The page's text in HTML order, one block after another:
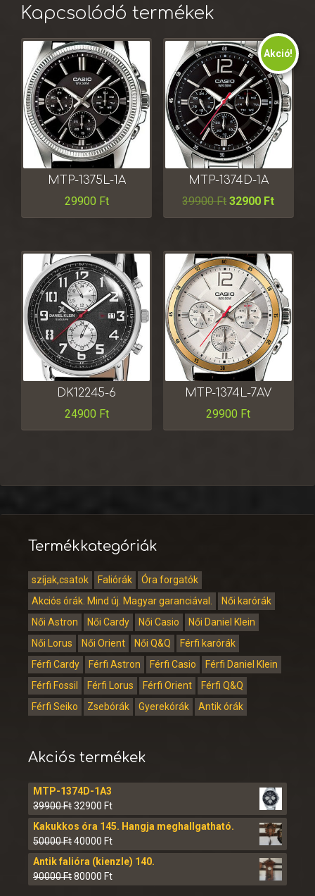
Kapcsolódó termékek
MTP-1375L-1A
29900 Ft
Akció!
MTP-1374D-1A
39900Ft 32900 Ft
DK12245-6
24900 Ft
MTP-1374L-7AV
29900 Ft
Termékkategóriák
szíjak,csatok Faliórák
Óra forgatók
Akciós órák. Mind új. Magyar garanciával.
Női karórák
Női Astron
Női Cardy Női Casio
Női Daniel Klein
Női Lorus
Női Orient Női Q&Q
Férfi karórák
Férfi Cardy
Férfi Astron Férfi Casio
Férfi Daniel Klein
Férfi Fossil
Férfi Lorus Férfi Orient
Férfi Q&Q
Férfi Seiko
Zsebórák Gyerekórák Antik órák
Akciós termékek
MTP-1374D-1A3
39900Ft32900 Ft
Kakukkos óra 145. Hangja meghallgatható.
50000Ft40000 Ft
Antik falióra (kienzle) 140.
90000Ft80000 Ft